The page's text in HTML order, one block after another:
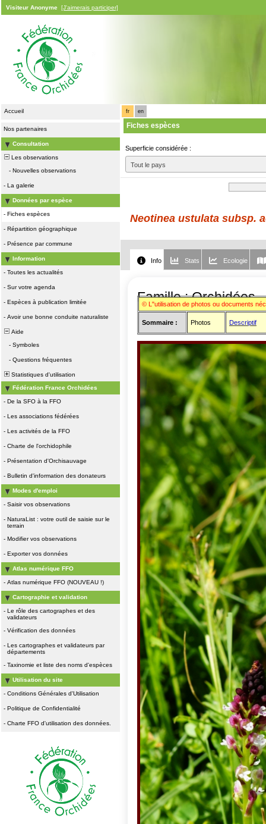
Visiteur Anonyme [J'aimerais participer]
Accueil
Nos partenaires
Consultation
Les observations
- Nouvelles observations
- La galerie
Données par espèce
- Fiches espèces
- Répartition géographique
- Présence par commune
Information
- Toutes les actualités
- Sur votre agenda
- Espèces à publication limitée
- Avoir une bonne conduite naturaliste
Aide
- Symboles
- Questions fréquentes
Statistiques d'utilisation
Fédération France Orchidées
- De la SFO à la FFO
- Les associations fédérées
- Les activités de la FFO
- Charte de l'orchidophile
- Présentation d'Orchisauvage
- Bulletin d'information des donateurs
Modes d'emploi
- Saisir vos observations
- NaturaList : votre outil de saisie sur le
terrain
- Modifier vos observations
- Exporter vos données
Atlas numérique FFO
- Atlas numérique FFO (NOUVEAU !)
Cartographie et validation
- Le rôle des cartographes et des
validateurs
- Vérification des données
- Les cartographes et validateurs par
départements
- Taxinomie et liste des noms d'espèces
Utilisation du site
- Conditions Générales d'Utilisation
- Politique de Confidentialité
- Charte FFO d'utilisation des données.
fr en
Fiches espèces
Superficie considérée :
Tout le pays
Neotinea ustulata subsp.
Info Stats Ecologie
Famille : Orchidées
© L"utilisation de photos ou documents
Sommaire : Photos Descriptif